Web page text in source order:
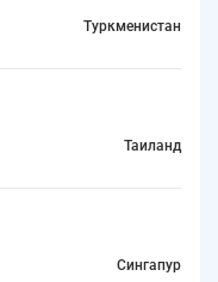
Туркменистан
Таиланд
Сингапур